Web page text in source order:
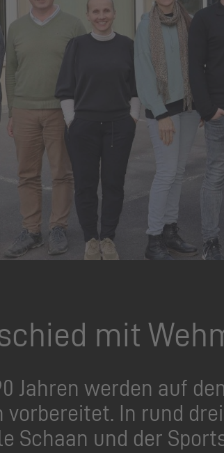
mit
Jahren werden auf
vorbereitet. In rund
Schaan und der